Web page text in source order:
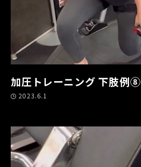
加圧トレーニング 下肢例⑧
2023.6.1